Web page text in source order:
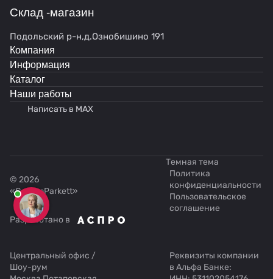
Склад -магазин
Подольский р-н,д.Ознобишино 191
Компания
Информация
Каталог
Наши работы
Написать в MAX
© 2026
«GardenParkett»
Темная тема
Политика
конфиденциальности
Пользовательское
соглашение
Разработано в
Центральный офис /
Шоу-рум
Реквизиты компании
в Альфа Банке: